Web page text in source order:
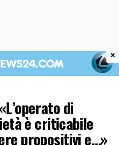
di
è criticabile
propositivi e…»
×